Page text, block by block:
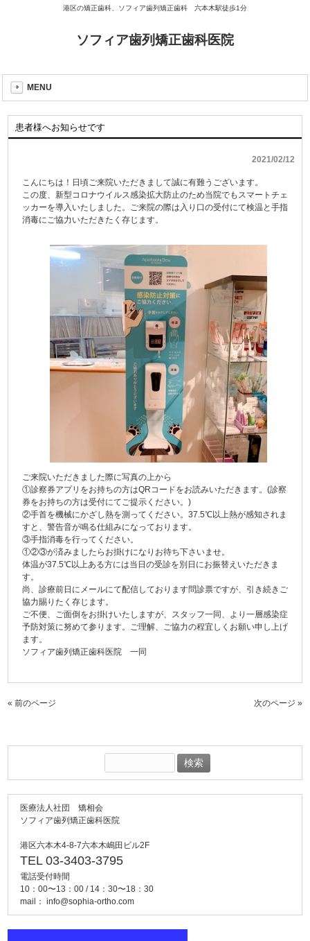
港区の矯正歯科、ソフィア歯列矯正歯科 六本木駅徒歩1分
ソフィア歯列矯正歯科医院
MENU
患者様へお知らせです
2021/02/12
こんにちは！日頃ご来院いただきまして誠に有難うございます。
この度、新型コロナウイルス感染拡大防止のため当院でもスマートチェ
ッカーを導入いたしました。ご来院の際は入り口の受付にて検温と手指
消毒にご協力いただきたく存じます。
ご来院いただきました際に写真の上から
①診察券アプリをお持ちの方はQRコードをお読みいただきます。(診察
券をお持ちの方は受付にてご提示ください。)
②手首を機械にかざし熱を測ってください。37.5℃以上熱が感知されま
すと、警告音が鳴る仕組みになっております。
③手指消毒を行ってください。
①②③が済みましたらお掛けになりお待ち下さいませ。
体温が37.5℃以上ある方には当日の受診を別日にお振替えいただきま
す。
尚、診療前日にメールにて配信しております問診票ですが、引き続きご
協力賜りたく存じます。
ご不便、ご面倒をお掛けいたしますが、スタッフ一同、より一層感染症
予防対策に努めて参ります。ご理解、ご協力の程宜しくお願い申し上げ
ます。
ソフィア歯列矯正歯科医院 一同
« 前のページ 次のページ »
索:
医療法人社団 矯相会
ソフィア歯列矯正歯科医院
港区六本木4-8-7六本木嶋田ビル2F
TEL 03-3403-3795
電話受付時間
10：00〜13：00 / 14：30〜18：30
mail：info@sophia-ortho.com